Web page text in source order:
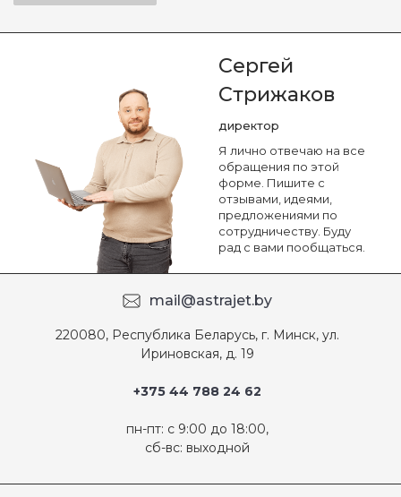
Сергей
Стрижаков
директор
Я лично отвечаю на все
обращения по этой
форме. Пишите с
отзывами, идеями,
предложениями по
сотрудничеству. Буду
рад с вами пообщаться.
mail@astrajet.by
220080, Республика Беларусь, г. Минск, ул.
Ириновская, д. 19
+375 44 788 24 62
пн-пт: с 9:00 до 18:00,
сб-вс: выходной